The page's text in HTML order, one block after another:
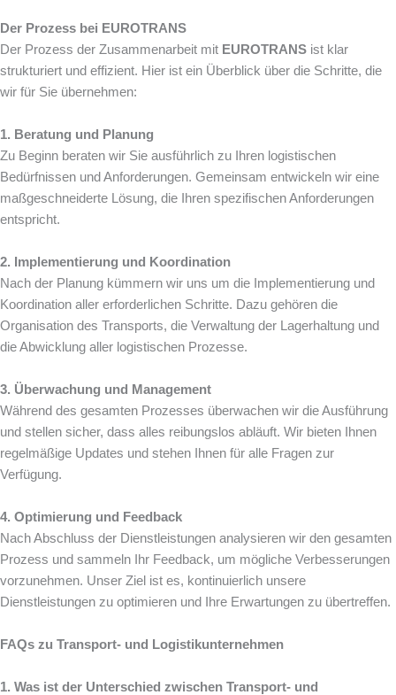
Der Prozess bei EUROTRANS
Der Prozess der Zusammenarbeit mit EUROTRANS ist klar
strukturiert und effizient. Hier ist ein Überblick über die Schritte, die
wir für Sie übernehmen:
1. Beratung und Planung
Zu Beginn beraten wir Sie ausführlich zu Ihren logistischen
Bedürfnissen und Anforderungen. Gemeinsam entwickeln wir eine
maßgeschneiderte Lösung, die Ihren spezifischen Anforderungen
entspricht.
2. Implementierung und Koordination
Nach der Planung kümmern wir uns um die Implementierung und
Koordination aller erforderlichen Schritte. Dazu gehören die
Organisation des Transports, die Verwaltung der Lagerhaltung und
die Abwicklung aller logistischen Prozesse.
3. Überwachung und Management
Während des gesamten Prozesses überwachen wir die Ausführung
und stellen sicher, dass alles reibungslos abläuft. Wir bieten Ihnen
regelmäßige Updates und stehen Ihnen für alle Fragen zur
Verfügung.
4. Optimierung und Feedback
Nach Abschluss der Dienstleistungen analysieren wir den gesamten
Prozess und sammeln Ihr Feedback, um mögliche Verbesserungen
vorzunehmen. Unser Ziel ist es, kontinuierlich unsere
Dienstleistungen zu optimieren und Ihre Erwartungen zu übertreffen.
FAQs zu Transport- und Logistikunternehmen
1. Was ist der Unterschied zwischen Transport- und